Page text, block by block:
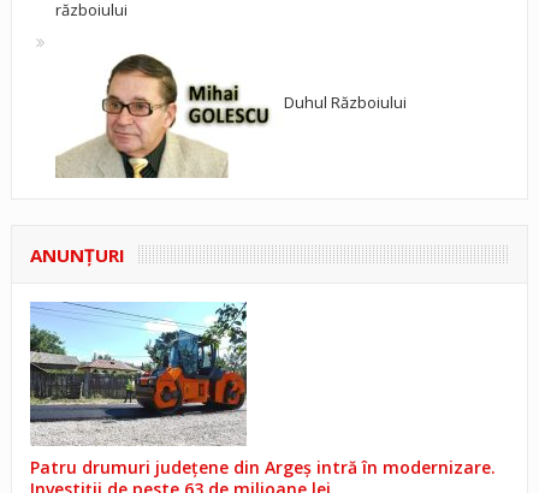
războiului
Duhul Războiului
ANUNŢURI
Patru drumuri județene din Argeș intră în modernizare.